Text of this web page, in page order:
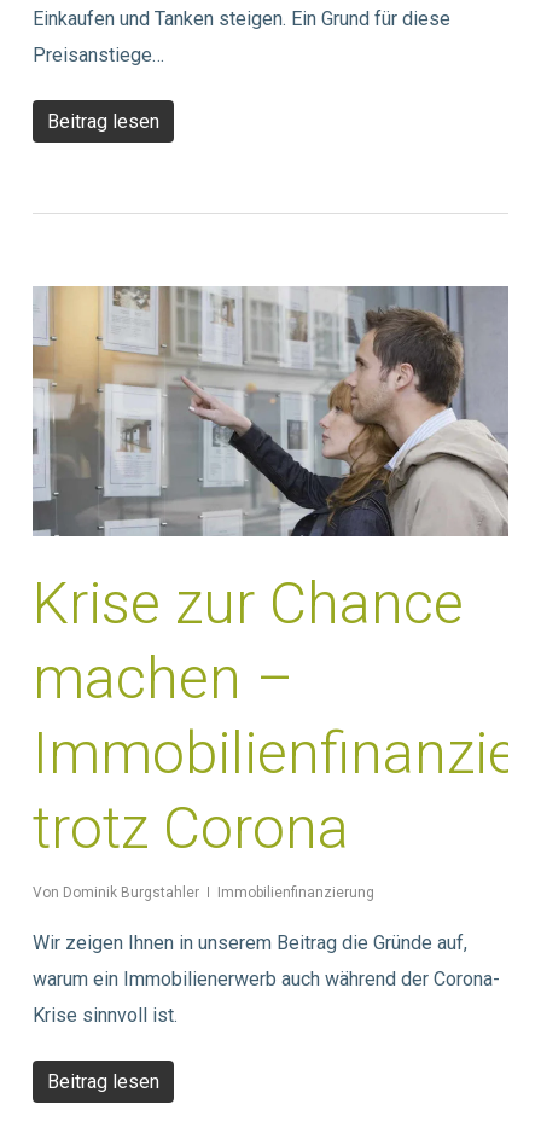
Einkaufen und Tanken steigen. Ein Grund für diese
Preisanstiege…
Beitrag lesen
Krise zur Chance
machen –
trotz Corona
Von Dominik Burgstahler Immobilienfinanzierung
Wir zeigen Ihnen in unserem Beitrag die Gründe auf,
warum ein Immobilienerwerb auch während der Corona-
Krise sinnvoll ist.
Beitrag lesen